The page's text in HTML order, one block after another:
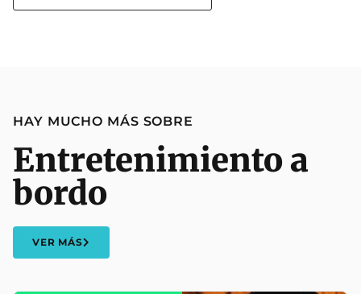
HAY MUCHO MÁS SOBRE
Entretenimiento a
bordo
VER MÁS